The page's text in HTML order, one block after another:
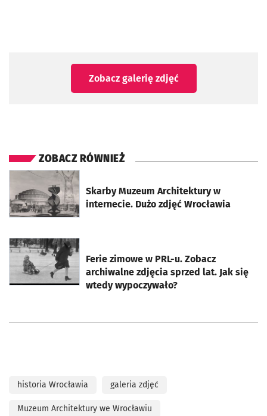
Zobacz galerię zdjęć
ZOBACZ RÓWNIEŻ
Skarby Muzeum Architektury w
internecie. Dużo zdjęć Wrocławia
otworzy się w nowej karcie
Ferie zimowe w PRL-u. Zobacz
archiwalne zdjęcia sprzed lat. Jak się
wtedy wypoczywało?
otworzy się w nowej karcie
historia Wrocławia galeria zdjęć
Muzeum Architektury we Wrocławiu